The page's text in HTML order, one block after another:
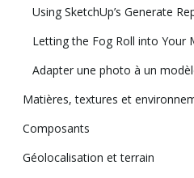
Using SketchUp’s Generate
Letting the Fog Roll into Your
Adapter une photo à un
Matières, textures et
Composants
Géolocalisation et terrain